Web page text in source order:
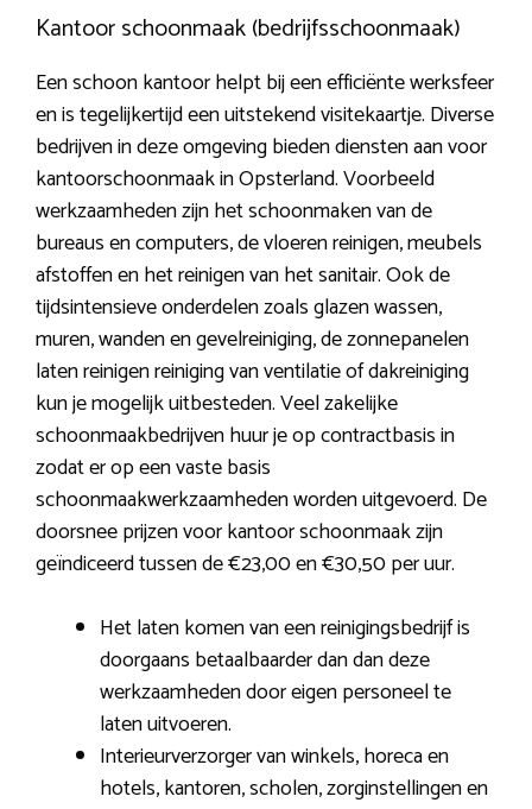
Kantoor schoonmaak (bedrijfsschoonmaak)
Een schoon kantoor helpt bij een efficiënte werksfeer
en is tegelijkertijd een uitstekend visitekaartje. Diverse
bedrijven in deze omgeving bieden diensten aan voor
kantoorschoonmaak in Opsterland. Voorbeeld
werkzaamheden zijn het schoonmaken van de
bureaus en computers, de vloeren reinigen, meubels
afstoffen en het reinigen van het sanitair. Ook de
tijdsintensieve onderdelen zoals glazen wassen,
muren, wanden en gevelreiniging, de zonnepanelen
laten reinigen reiniging van ventilatie of dakreiniging
kun je mogelijk uitbesteden. Veel zakelijke
schoonmaakbedrijven huur je op contractbasis in
zodat er op een vaste basis
schoonmaakwerkzaamheden worden uitgevoerd. De
doorsnee prijzen voor kantoor schoonmaak zijn
geïndiceerd tussen de €23,00 en €30,50 per uur.
Het laten komen van een reinigingsbedrijf is
doorgaans betaalbaarder dan dan deze
werkzaamheden door eigen personeel te
laten uitvoeren.
Interieurverzorger van winkels, horeca en
hotels, kantoren, scholen, zorginstellingen en